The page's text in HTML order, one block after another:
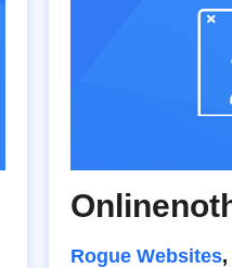
Rogue Websites,